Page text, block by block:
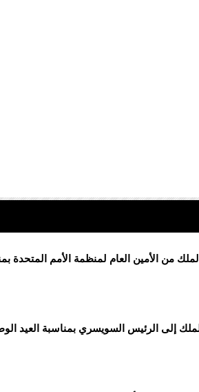
من الأمين العام لمنظمة الأمم المتحدة
إلى الرئيس السويسري بمناسبة العيد